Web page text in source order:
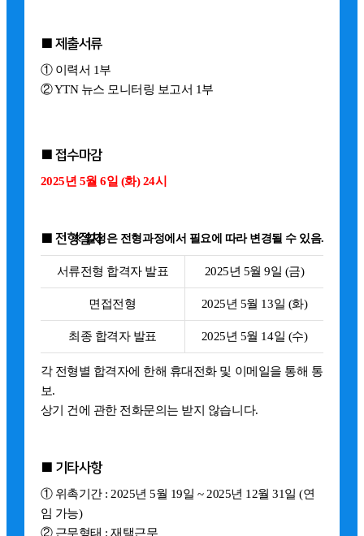
■ 제출서류
① 이력서 1부
② YTN 뉴스 모니터링 보고서 1부
■ 접수마감
2025년 5월 6일 (화) 24시
■ 전형절차※ 일정은 전형과정에서 필요에 따라 변경될 수 있음.
서류전형 합격자 발표 2025년 5월 9일 (금)
면접전형 2025년 5월 13일 (화)
최종 합격자 발표 2025년 5월 14일 (수)
각 전형별 합격자에 한해 휴대전화 및 이메일을 통해 통
보.
상기 건에 관한 전화문의는 받지 않습니다.
■ 기타사항
① 위촉기간 : 2025년 5월 19일 ~ 2025년 12월 31일 (연
임 가능)
② 근무형태 : 재택근무